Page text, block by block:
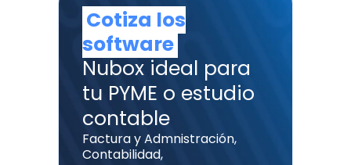
Cotiza los
software
Nubox ideal para
tu PYME o estudio
contable
Factura y Admnistración,
Contabilidad,